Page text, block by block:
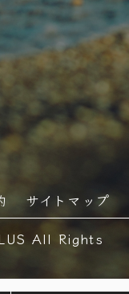
サイトマップ
All Rights